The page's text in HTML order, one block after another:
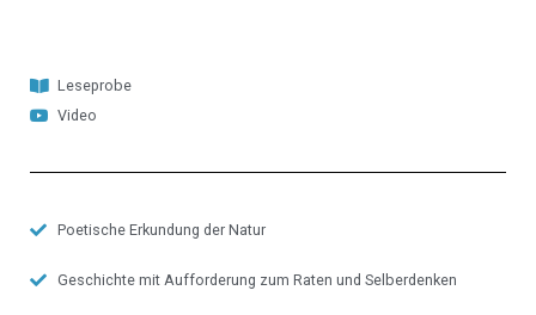
Leseprobe
Video
Poetische Erkundung der Natur
Geschichte mit Aufforderung zum Raten und Selberdenken